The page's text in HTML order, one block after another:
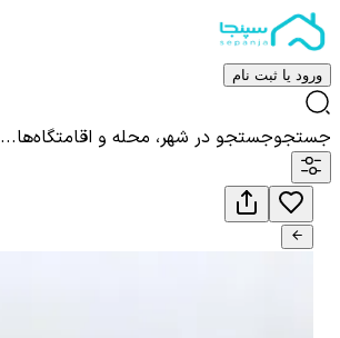
ورود یا ثبت نام
جستجوجستجو در شهر، محله و اقامتگاه‌ها...